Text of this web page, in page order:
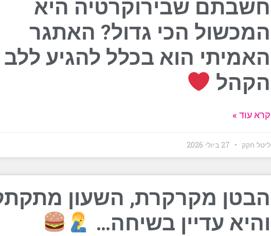
חשבתם שבירוקרטיה היא
המכשול הכי גדול? האתגר
האמיתי הוא בכלל להגיע
הקהל
קרא עוד »
ליטל חקק
הבטן מקרקרת, השעון
והיא עדיין בשיחה…